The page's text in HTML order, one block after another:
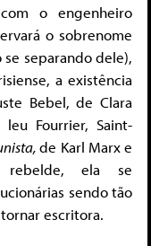
o engenheiro
o sobrenome
separando dele),
a existência
Bebel, de Clara
Fourrier, Saint-
de Karl Marx e
rebelde, ela se
sendo tão
escritora.